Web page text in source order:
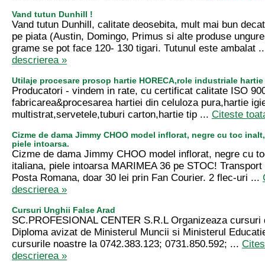
Vand tutun Dunhill !
Vand tutun Dunhill, calitate deosebita, mult mai bun
pe piata (Austin, Domingo, Primus si alte produse
grame se pot face 120- 130 tigari. Tutunul este ambalat
descrierea »
Utilaje procesare prosop hartie HORECA,role industriale hartie
Producatori - vindem in rate, cu certificat calitate ISO
fabricarea&procesarea hartiei din celuloza pura,hartie
multistrat,servetele,tuburi carton,hartie tip ... Citeste
Cizme de dama Jimmy CHOO model inflorat, negre cu toc
piele intoarsa.
Cizme de dama Jimmy CHOO model inflorat, negre cu
italiana, piele intoarsa MARIMEA 36 pe STOC!
Posta Romana, doar 30 lei prin Fan Courier. 2 flec-uri ...
descrierea »
Cursuri Unghii False Arad
SC.PROFESIONAL CENTER S.R.L Organizeaza cursuri
Diploma avizat de Ministerul Muncii si Ministerul
cursurile noastre la 0742.383.123; 0731.850.592; ...
descrierea »